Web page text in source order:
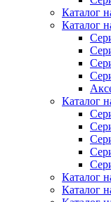
Каталог
Каталог
Каталог
Каталог
Каталог